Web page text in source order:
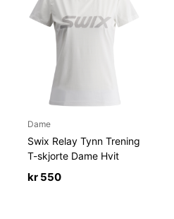
Dame
Swix Relay Tynn Trening
T-skjorte Dame Hvit
kr 550